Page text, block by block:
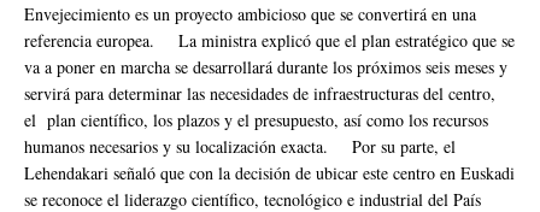
Envejecimiento es un proyecto ambicioso que se convertirá en una
referencia europea. La ministra explicó que el plan estratégico que se
va a poner en marcha se desarrollará durante los próximos seis meses y
servirá para determinar las necesidades de infraestructuras del centro,
el plan científico, los plazos y el presupuesto, así como los recursos
humanos necesarios y su localización exacta. Por su parte, el
Lehendakari señaló que con la decisión de ubicar este centro en Euskadi
se reconoce el liderazgo científico, tecnológico e industrial del País